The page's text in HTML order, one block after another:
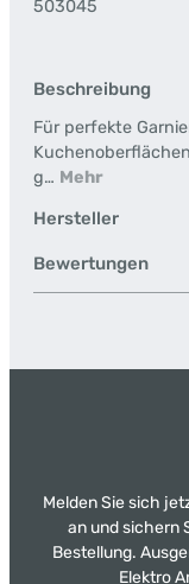
503045
Beschreibung
Für perfekte
g… Mehr
Hersteller
Bewertungen
Melden Sie sich
an und sichern
Bestellung.
Elektro